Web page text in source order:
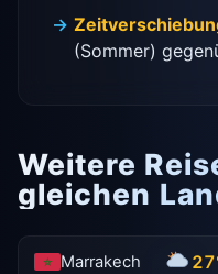
(Sommer)
Weitere
gleichen
Marrakech